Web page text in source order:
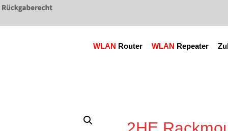
WLAN Router WLAN Repeater